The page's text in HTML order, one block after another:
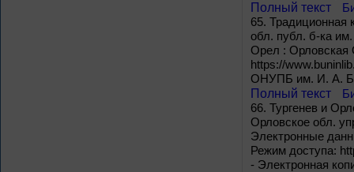
Полный текст
65. Традиционная
обл. публ. б-ка
Орел : Орловская
https://
ОНУПБ им. И. А.
Полный текст
66. Туpгенев и
Орловское обл.
Электронные
Режим доступа:
- Электронная